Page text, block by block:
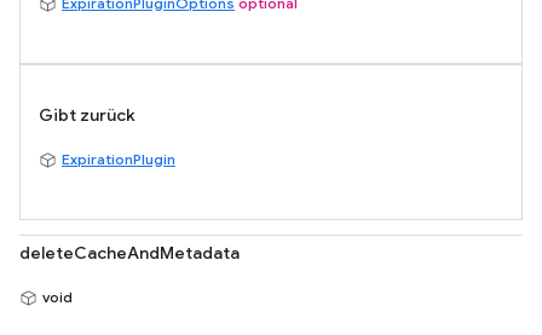
Gibt zurück
ExpirationPlugin
deleteCacheAndMetadata
void